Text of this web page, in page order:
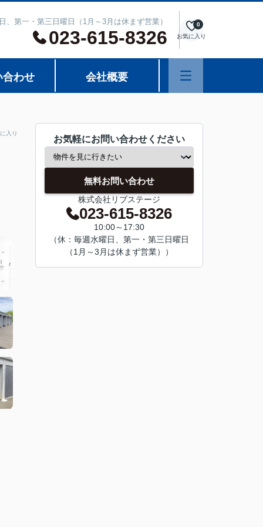
第一・第三日曜日（1月～3月は休まず営業）
023-615-8326 お気に入り
0
合わせ 会社概要
入り
お気軽にお問い合わせください
無料お問い合わせ
株式会社リブステージ
023-615-8326
10:00～17:30
（休：毎週水曜日、第一・第三日曜日
（1月～3月は休まず営業））